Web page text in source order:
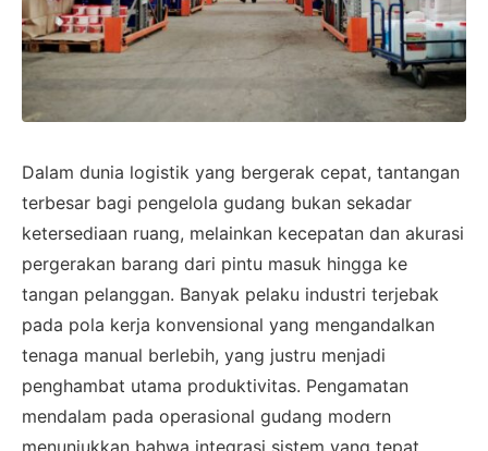
Dalam dunia logistik yang bergerak cepat, tantangan
terbesar bagi pengelola gudang bukan sekadar
ketersediaan ruang, melainkan kecepatan dan akurasi
pergerakan barang dari pintu masuk hingga ke
tangan pelanggan. Banyak pelaku industri terjebak
pada pola kerja konvensional yang mengandalkan
tenaga manual berlebih, yang justru menjadi
penghambat utama produktivitas. Pengamatan
mendalam pada operasional gudang modern